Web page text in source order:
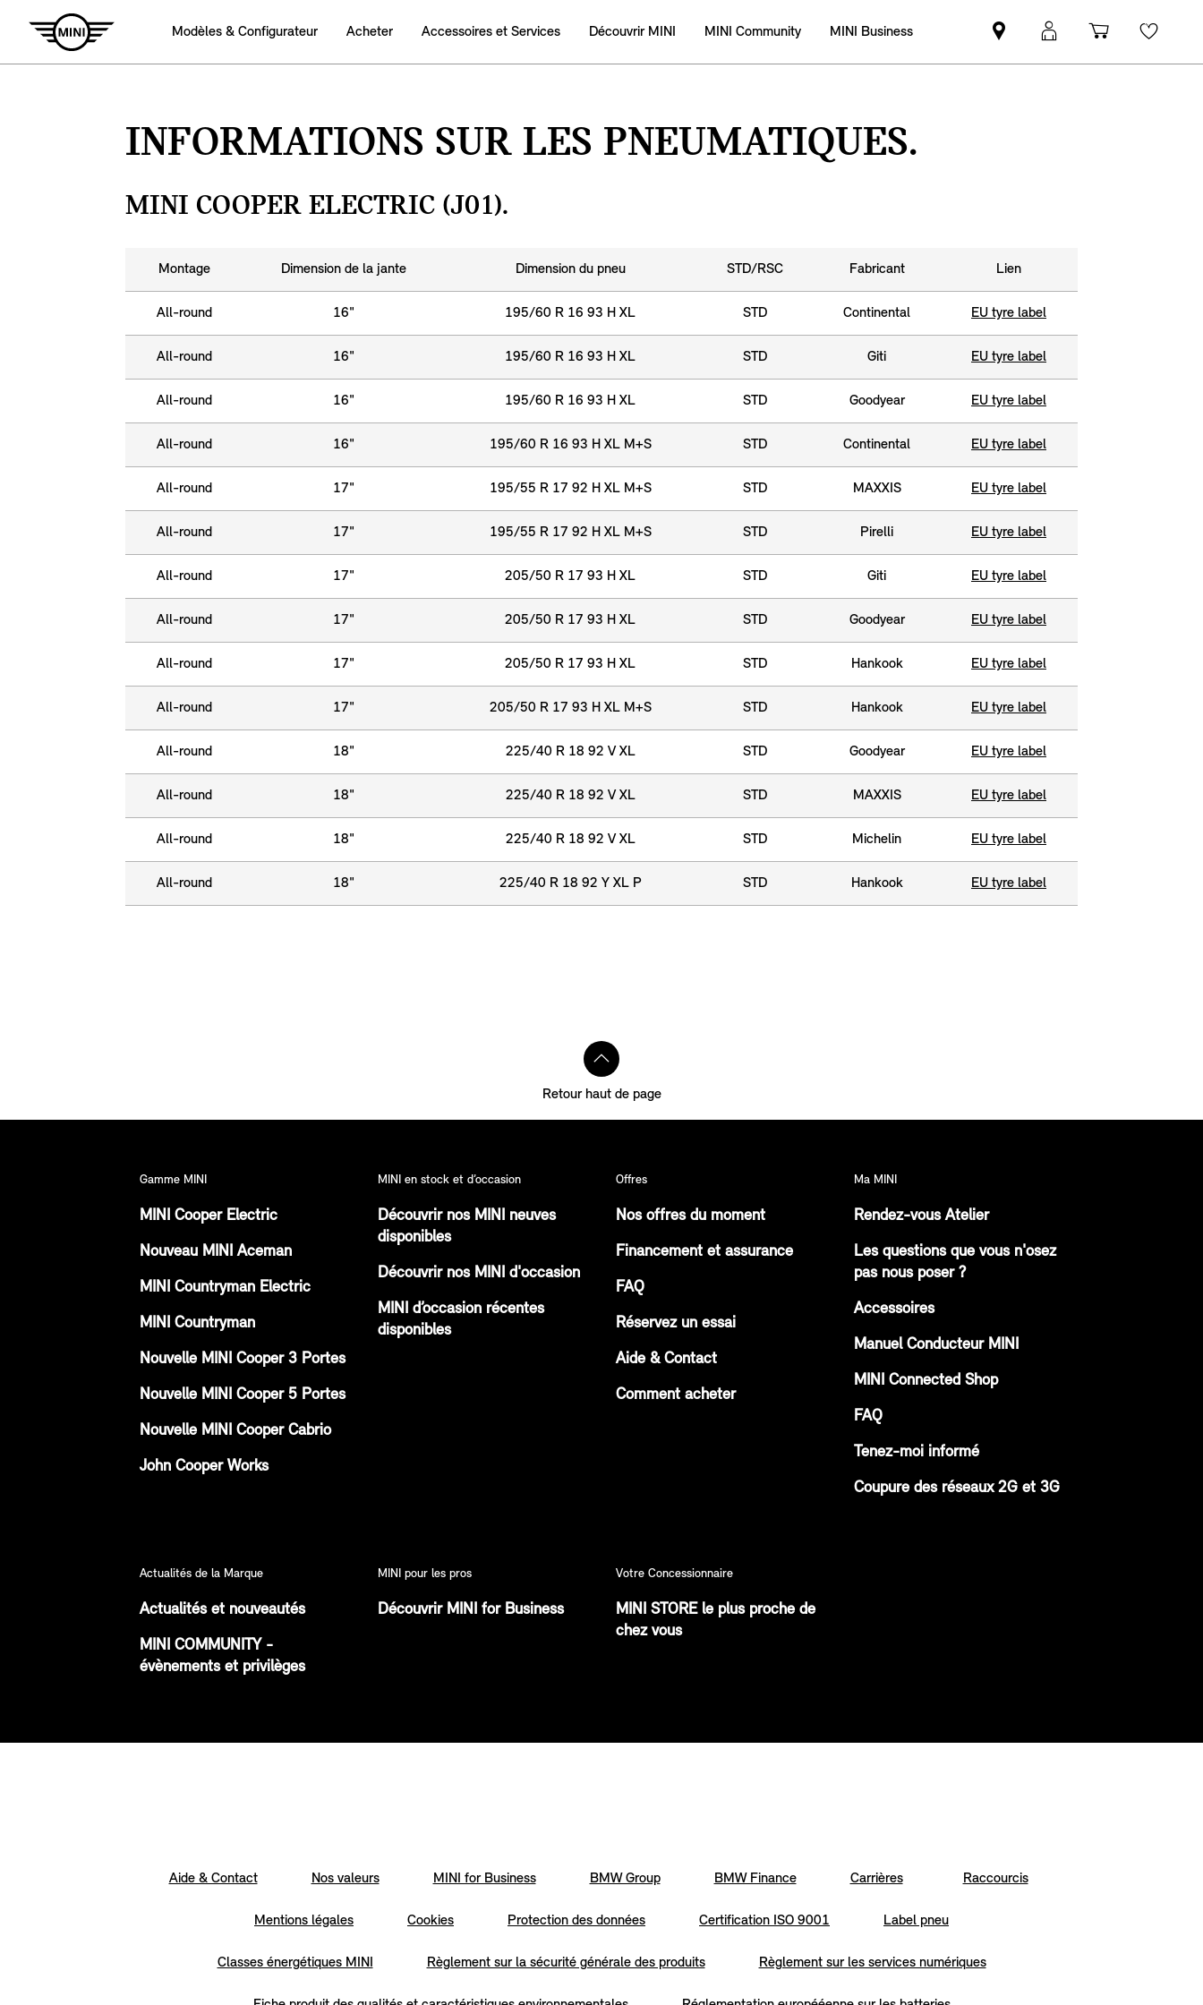
Modèles & Configurateur Acheter Accessoires et Services Découvrir MINI MINI Community MINI Business
Trouver
un
Connexion
MyMINI
Panier
INFORMATIONS SUR LES PNEUMATIQUES.
MINI COOPER ELECTRIC (J01).
Montage Dimension de la jante Dimension du pneu STD/RSC Fabricant Lien
All-round 16" 195/60 R 16 93 H XL STD Continental EU tyre label
All-round 16" 195/60 R 16 93 H XL STD Giti EU tyre label
All-round 16" 195/60 R 16 93 H XL STD Goodyear EU tyre label
All-round 16" 195/60 R 16 93 H XL M+S STD Continental EU tyre label
All-round 17" 195/55 R 17 92 H XL M+S STD MAXXIS EU tyre label
All-round 17" 195/55 R 17 92 H XL M+S STD Pirelli EU tyre label
All-round 17" 205/50 R 17 93 H XL STD Giti EU tyre label
All-round 17" 205/50 R 17 93 H XL STD Goodyear EU tyre label
All-round 17" 205/50 R 17 93 H XL STD Hankook EU tyre label
All-round 17" 205/50 R 17 93 H XL M+S STD Hankook EU tyre label
All-round 18" 225/40 R 18 92 V XL STD Goodyear EU tyre label
All-round 18" 225/40 R 18 92 V XL STD MAXXIS EU tyre label
All-round 18" 225/40 R 18 92 V XL STD Michelin EU tyre label
All-round 18" 225/40 R 18 92 Y XL P STD Hankook EU tyre label
Retour haut de page
Gamme MINI
MINI Cooper Electric
Nouveau MINI Aceman
MINI Countryman Electric
MINI Countryman
Nouvelle MINI Cooper 3 Portes
Nouvelle MINI Cooper 5 Portes
Nouvelle MINI Cooper Cabrio
John Cooper Works
MINI en stock et d’occasion
Découvrir nos MINI neuves
disponibles
Découvrir nos MINI d'occasion
MINI d’occasion récentes
disponibles
Offres
Nos offres du moment
Financement et assurance
FAQ
Réservez un essai
Aide & Contact
Comment acheter
Ma MINI
Rendez-vous Atelier
Les questions que vous n'osez
pas nous poser ?
Accessoires
Manuel Conducteur MINI
MINI Connected Shop
FAQ
Tenez-moi informé
Coupure des réseaux 2G et 3G
Actualités de la Marque
Actualités et nouveautés
MINI COMMUNITY -
évènements et privilèges
MINI pour les pros
Découvrir MINI for Business
Votre Concessionnaire
MINI STORE le plus proche de
chez vous
Aide & Contact Nos valeurs MINI for Business BMW Group BMW Finance Carrières Raccourcis
Mentions légales Cookies Protection des données Certification ISO 9001 Label pneu
Classes énergétiques MINI Règlement sur la sécurité générale des produits Règlement sur les services numériques